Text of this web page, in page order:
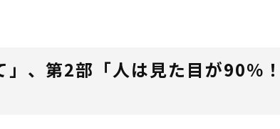
、第2部「人は見た目が90％